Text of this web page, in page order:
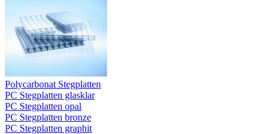
Polycarbonat Stegplatten
PC Stegplatten glasklar
PC Stegplatten opal
PC Stegplatten bronze
PC Stegplatten graphit